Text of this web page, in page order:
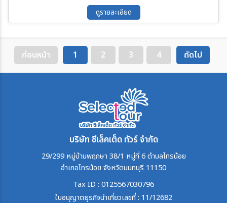
ดูรายละเอียด
ก่อนหน้า 1 2 3 4 ถัดไป
บริษัท ซีเล็คเต็ด ทัวร์ จำกัด
29/299 หมู่บ้านพฤกษา 38/1 หมู่ที่ 6 ตำบลไทรน้อย
อำเภอไทรน้อย จังหวัดนนทบุรี 11150
Tax ID : 0125567030796
ใบอนุญาตธุรกิจนำเที่ยวเลขที่ : 11/12682